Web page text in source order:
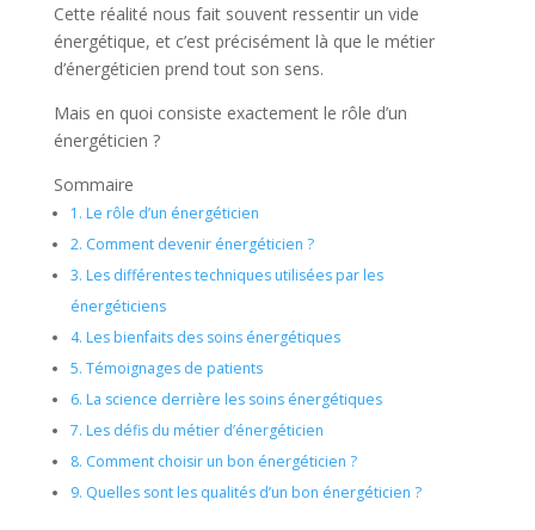
Cette réalité nous fait souvent ressentir un vide
énergétique, et c’est précisément là que le métier
d’énergéticien prend tout son sens.
Mais en quoi consiste exactement le rôle d’un
énergéticien ?
Sommaire
1. Le rôle d’un énergéticien
2. Comment devenir énergéticien ?
3. Les différentes techniques utilisées par les
énergéticiens
4. Les bienfaits des soins énergétiques
5. Témoignages de patients
6. La science derrière les soins énergétiques
7. Les défis du métier d’énergéticien
8. Comment choisir un bon énergéticien ?
9. Quelles sont les qualités d’un bon énergéticien ?